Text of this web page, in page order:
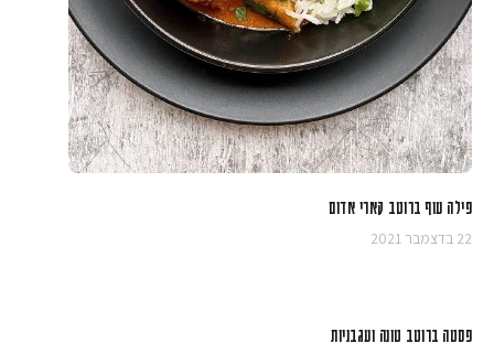
פילה עוף ברוטב קארי אדום
22 בדצמבר 2021
פסטה ברוטב טונה ועגבניות